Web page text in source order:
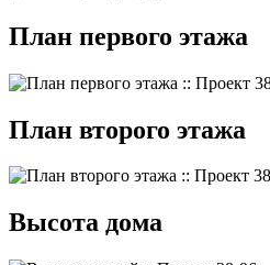
План первого этажа
План второго этажа
Высота дома